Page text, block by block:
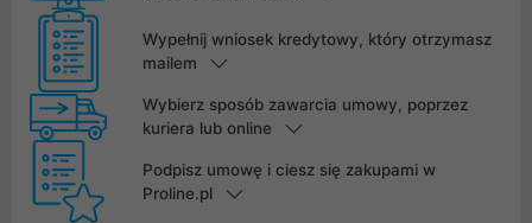
Wypełnij wniosek kredytowy, który otrzymasz
mailem
Wybierz sposób zawarcia umowy, poprzez
kuriera lub online
Podpisz umowę i ciesz się zakupami w
Proline.pl